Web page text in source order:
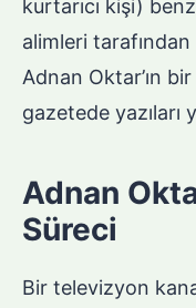
kurtarıcı kişi)
alimleri
Adnan Oktar’ın
gazetede yazıları
Adnan
Süreci
Bir televizyon